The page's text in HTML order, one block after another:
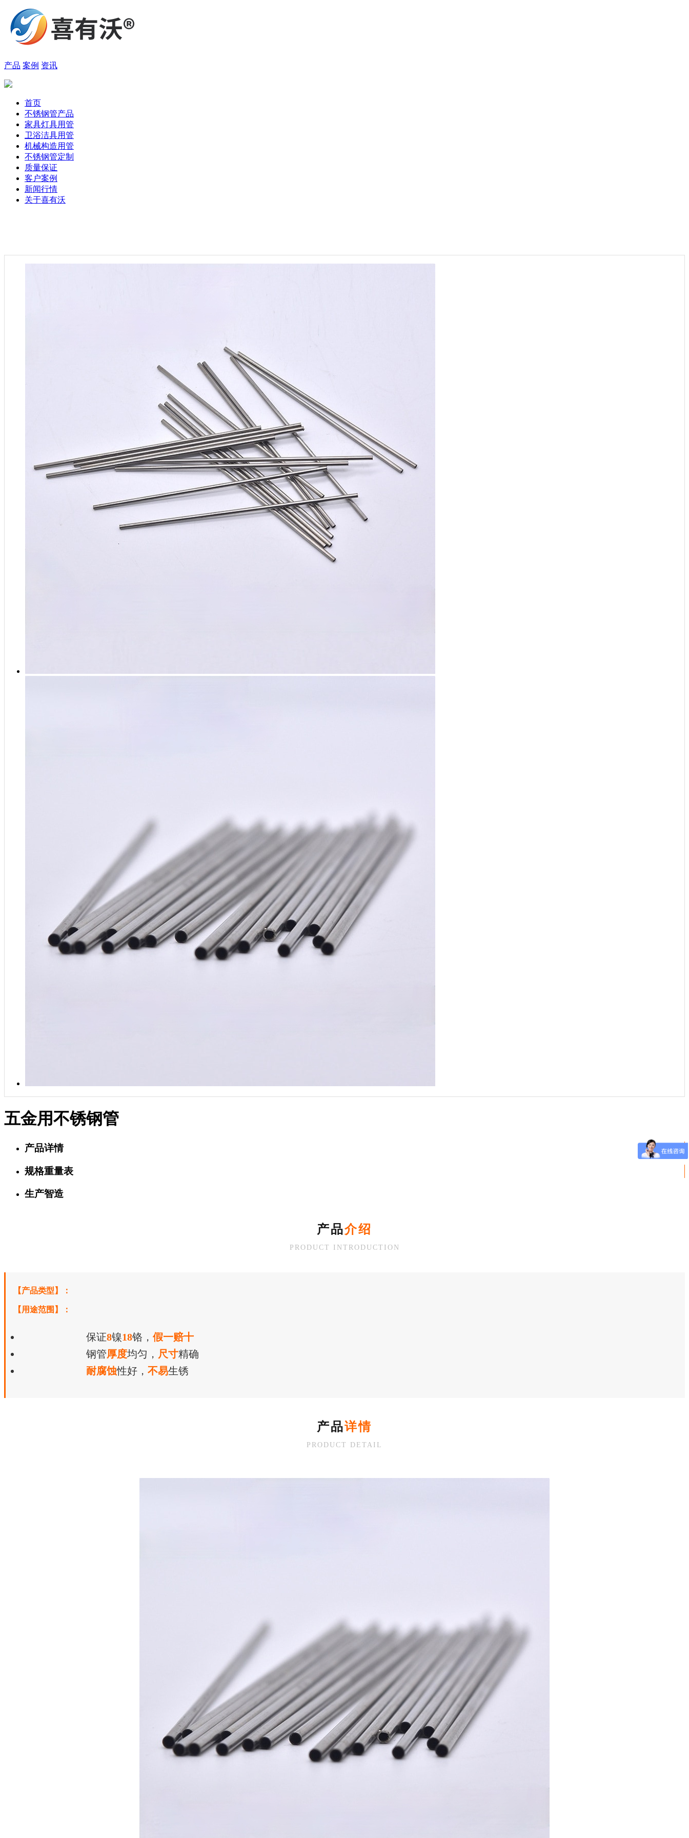
产品 案例 资讯
首页
不锈钢管产品
家具灯具用管
卫浴洁具用管
机械构造用管
不锈钢管定制
质量保证
客户案例
新闻行情
关于喜有沃
五金用不锈钢管
产品详情
规格重量表
生产智造
产品介绍
PRODUCT INTRODUCTION
【产品类型】：
【用途范围】：
保证8镍18铬， 假一赔十
钢管厚度均匀， 尺寸精确
耐腐蚀性好， 不易生锈
产品详情
PRODUCT DETAIL